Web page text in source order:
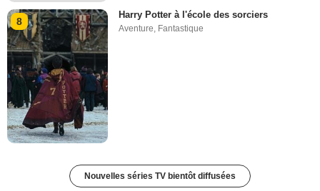
8
Harry Potter à l'école des sorciers
Aventure Fantastique
Nouvelles séries TV bientôt diffusées